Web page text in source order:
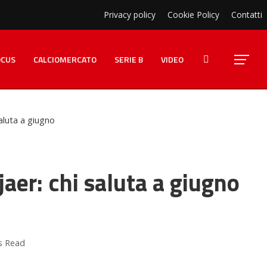
Privacy policy Cookie Policy Contatti
CALCIOMERCATO SERIE B VIDEO
a giugno
chi saluta a giugno
Read